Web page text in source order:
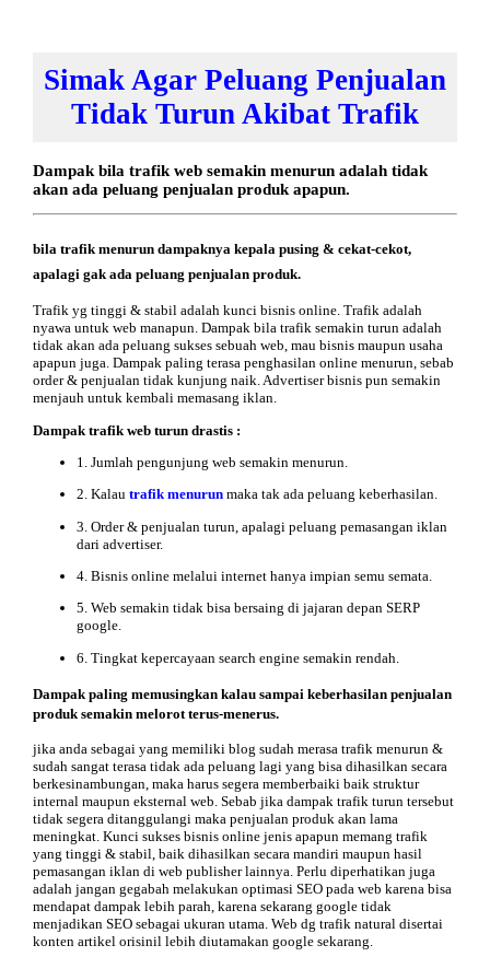
Simak Agar Peluang Penjualan
Tidak Turun Akibat Trafik
Dampak bila trafik web semakin menurun adalah tidak
akan ada peluang penjualan produk apapun.
bila trafik menurun dampaknya kepala pusing & cekat-cekot,
apalagi gak ada peluang penjualan produk.
Trafik yg tinggi & stabil adalah kunci bisnis online. Trafik adalah
nyawa untuk web manapun. Dampak bila trafik semakin turun adalah
tidak akan ada peluang sukses sebuah web, mau bisnis maupun usaha
apapun juga. Dampak paling terasa penghasilan online menurun, sebab
order & penjualan tidak kunjung naik. Advertiser bisnis pun semakin
menjauh untuk kembali memasang iklan.
Dampak trafik web turun drastis :
1. Jumlah pengunjung web semakin menurun.
2. Kalau trafik menurun maka tak ada peluang keberhasilan.
3. Order & penjualan turun, apalagi peluang pemasangan iklan
dari advertiser.
4. Bisnis online melalui internet hanya impian semu semata.
5. Web semakin tidak bisa bersaing di jajaran depan SERP
google.
6. Tingkat kepercayaan search engine semakin rendah.
Dampak paling memusingkan kalau sampai keberhasilan penjualan
produk semakin melorot terus-menerus.
jika anda sebagai yang memiliki blog sudah merasa trafik menurun &
sudah sangat terasa tidak ada peluang lagi yang bisa dihasilkan secara
berkesinambungan, maka harus segera memberbaiki baik struktur
internal maupun eksternal web. Sebab jika dampak trafik turun tersebut
tidak segera ditanggulangi maka penjualan produk akan lama
meningkat. Kunci sukses bisnis online jenis apapun memang trafik
yang tinggi & stabil, baik dihasilkan secara mandiri maupun hasil
pemasangan iklan di web publisher lainnya. Perlu diperhatikan juga
adalah jangan gegabah melakukan optimasi SEO pada web karena bisa
mendapat dampak lebih parah, karena sekarang google tidak
menjadikan SEO sebagai ukuran utama. Web dg trafik natural disertai
konten artikel orisinil lebih diutamakan google sekarang.